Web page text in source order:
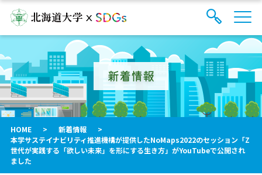
索
フ
ォ
ー
を
開
閉
る
イ
ト
内
メ
ニ
ュ
ー
新着情報
HOME > 新着情報
>
本学サステイナビリティ推進機構が提供したNoMaps2022のセッション「Z
世代が実践する「欲しい未来」を形にする生き方」がYouTubeで公開され
ました